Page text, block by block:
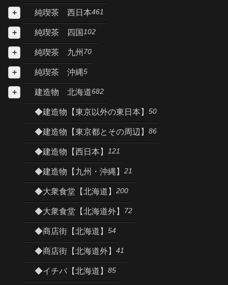
純喫茶 西日本461
純喫茶 四国 102
純喫茶 九州 70
純喫茶 沖縄5
建造物 北海道682
◆建造物【東京以外の東日本】 50
◆建造物【東京都とその周辺】 86
◆建造物【西日本】 121
◆建造物【九州・沖縄】 21
◆大衆食堂【北海道】 200
◆大衆食堂【北海道外】 72
◆商店街【北海道】 54
◆商店街【北海道外】 41
◆イチバ【北海道】 85